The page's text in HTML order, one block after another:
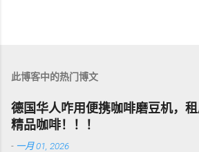
此博客中的热门博文
德国华人咋用便携咖啡磨豆机，
精品咖啡！！！
- 一月 01, 2026